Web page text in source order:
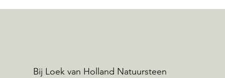
Bij Loek van Holland Natuursteen